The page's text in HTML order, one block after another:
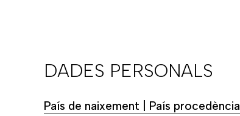
DADES PERSONALS
País de naixement | País procedència